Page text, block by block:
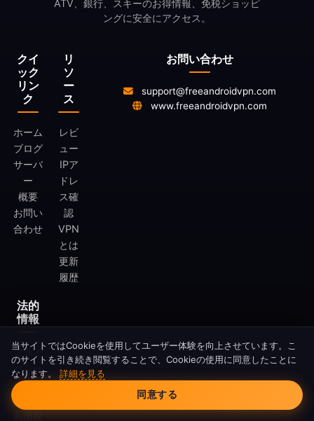
クイ
ック
リン
ク
ホーム
ブログ
サーバ
ー
概要
お問い
合わせ
リ
ソ
ー
ス
レビ
ュー
IPア
ドレ
ス確
認
VPN
とは
更新
履歴
法的
情報
プライ
バシー
ポリシ
利用規
ATV、銀行、スキーのお得情報、免税ショッピ
ングに安全にアクセス。
お問い合わせ
support@freeandroidvpn.com
www.freeandroidvpn.com
Cookieの同意
当サイトではCookieを使用してユーザー体験を向上させています。こ
のサイトを引き続き閲覧することで、Cookieの使用に同意したことに
なります。 詳細を見る
同意する